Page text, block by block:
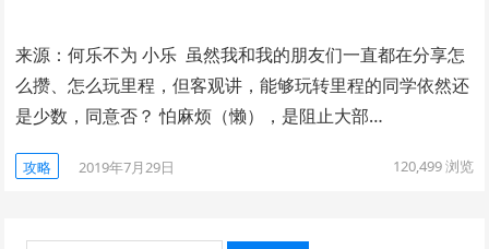
来源：何乐不为 小乐 虽然我和我的朋友们一直都在分享怎
么攒、怎么玩里程，但客观讲，能够玩转里程的同学依然还
是少数，同意否？ 怕麻烦（懒），是阻止大部…
攻略 2019年7月29日 120,499浏览